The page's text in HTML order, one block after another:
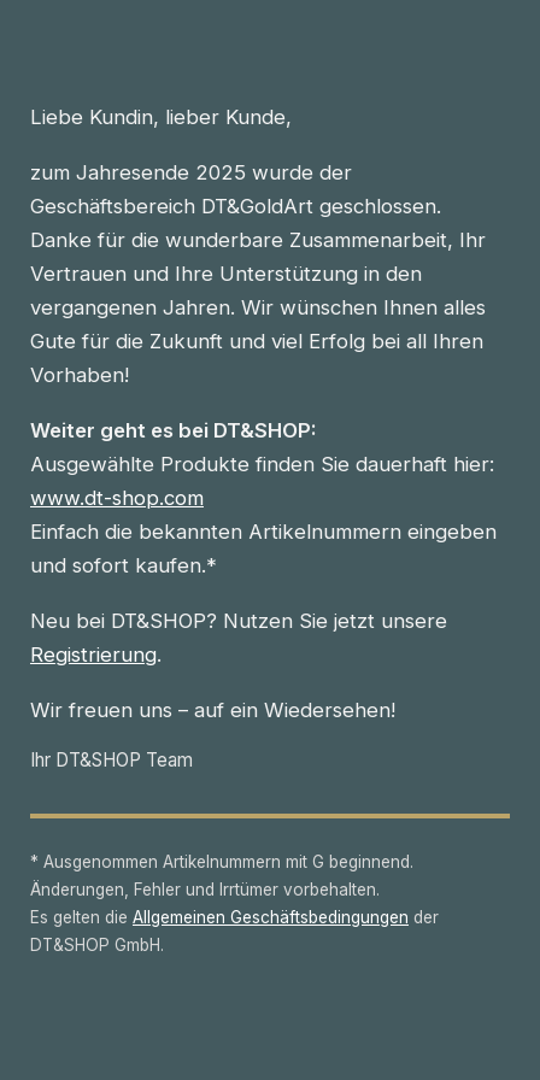
Liebe Kundin, lieber Kunde,
zum Jahresende 2025 wurde der
Geschäftsbereich DT&GoldArt geschlossen.
Danke für die wunderbare Zusammenarbeit, Ihr
Vertrauen und Ihre Unterstützung in den
vergangenen Jahren. Wir wünschen Ihnen alles
Gute für die Zukunft und viel Erfolg bei all Ihren
Vorhaben!
Weiter geht es bei DT&SHOP:
Ausgewählte Produkte finden Sie dauerhaft hier:
www.dt-shop.com
Einfach die bekannten Artikelnummern eingeben
und sofort kaufen.*
Neu bei DT&SHOP? Nutzen Sie jetzt unsere
Registrierung.
Wir freuen uns – auf ein Wiedersehen!
Ihr DT&SHOP Team
* Ausgenommen Artikelnummern mit G beginnend.
Änderungen, Fehler und Irrtümer vorbehalten.
Es gelten die Allgemeinen Geschäftsbedingungen der
DT&SHOP GmbH.